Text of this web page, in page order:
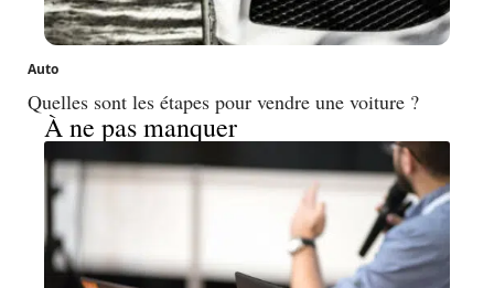
Auto
Quelles sont les étapes pour vendre une voiture ?
À ne pas manquer